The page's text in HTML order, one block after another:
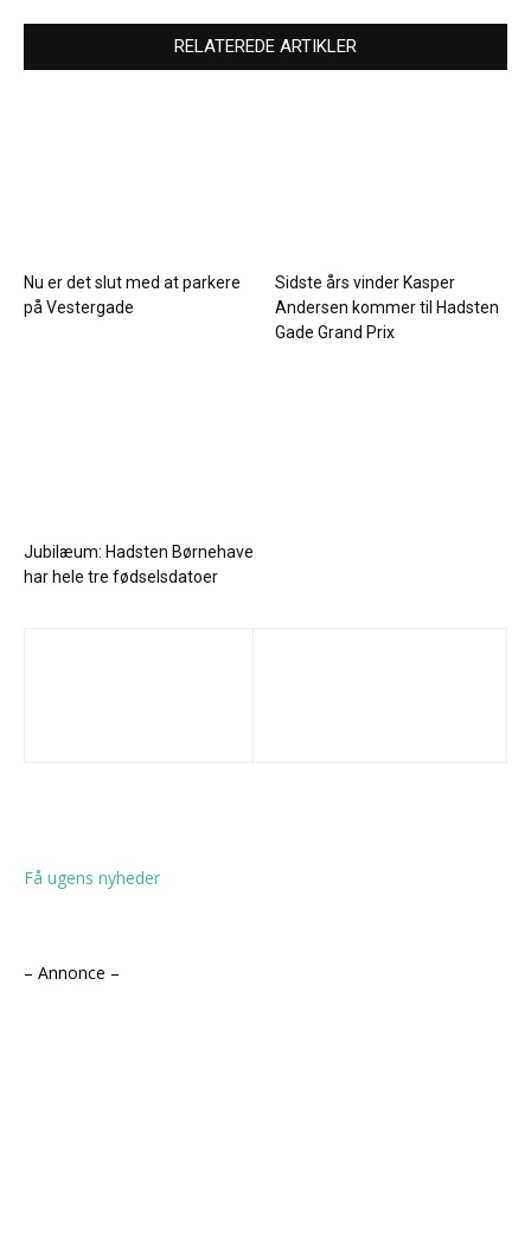
RELATEREDE ARTIKLER
Nu er det slut med at parkere
på Vestergade
Sidste års vinder Kasper
Andersen kommer til Hadsten
Gade Grand Prix
Jubilæum: Hadsten Børnehave
har hele tre fødselsdatoer
Få ugens nyheder
– Annonce –